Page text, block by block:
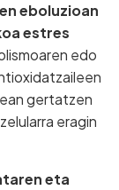
eboluzioan
estres
edo
gertatzen
eragin
eta